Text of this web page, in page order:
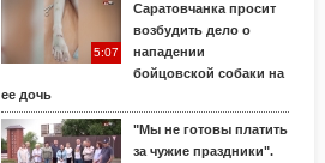
5:07
Саратовчанка просит
возбудить дело о
нападении
бойцовской собаки на
ее дочь
"Мы не готовы платить
за чужие праздники".